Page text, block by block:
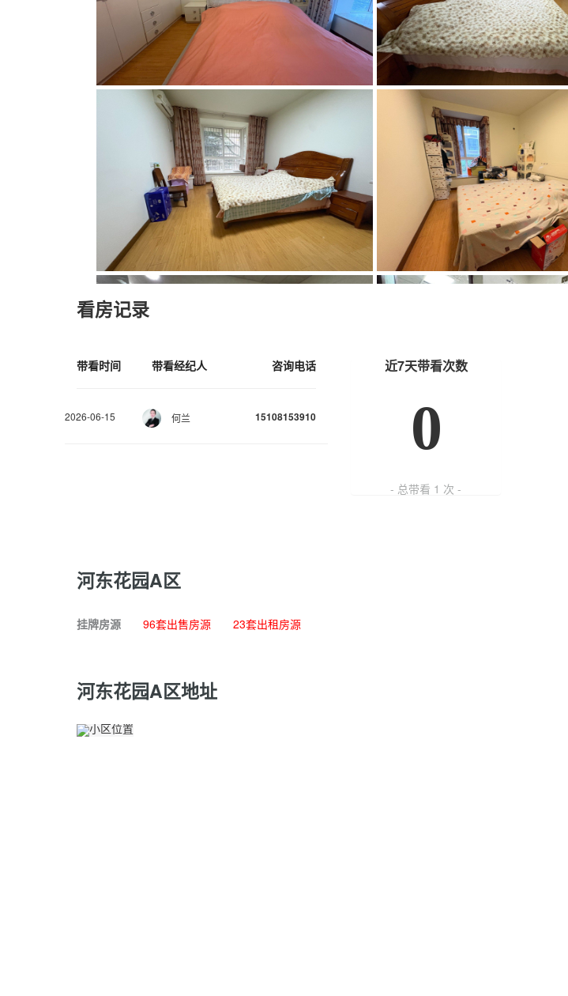
看房记录
带看时间 带看经纪人 咨询电话
2026-06-15 何兰 15108153910
近7天带看次数
0
- 总带看 1 次 -
河东花园A区
挂牌房源 96套出售房源 23套出租房源
河东花园A区地址